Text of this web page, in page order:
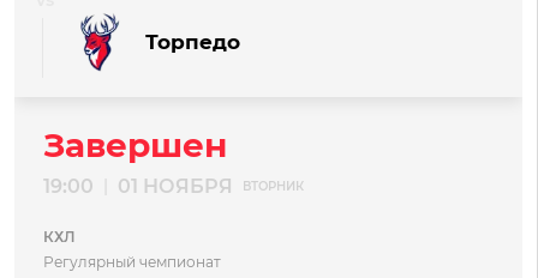
Торпедо
Завершен
19:00 01 НОЯБРЯ ВТОРНИК
КХЛ
Регулярный чемпионат